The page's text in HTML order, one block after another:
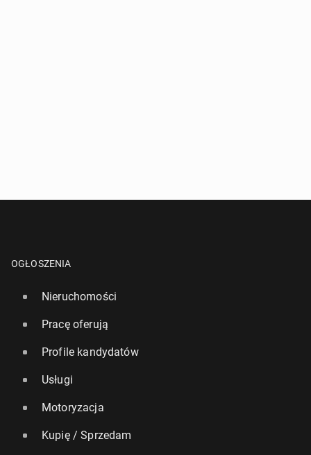
OGŁOSZENIA
Nieruchomości
Pracę oferują
Profile kandydatów
Usługi
Motoryzacja
Kupię / Sprzedam